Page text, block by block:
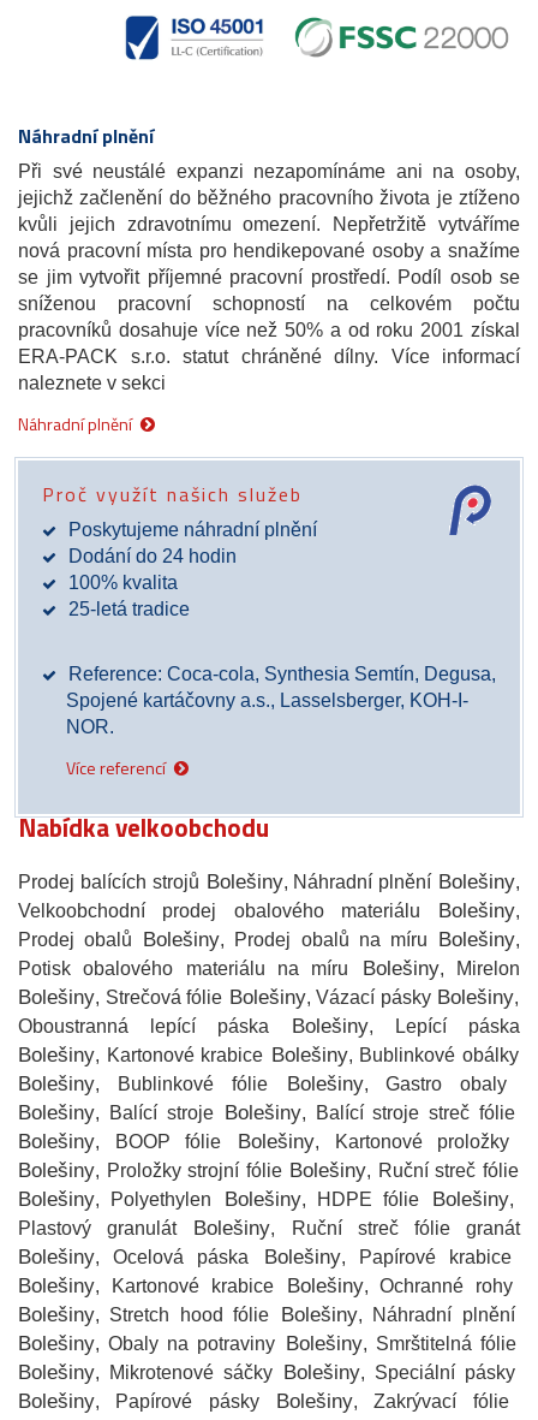
Náhradní plnění
Při své neustálé expanzi nezapomínáme ani na osoby,
jejichž začlenění do běžného pracovního života je ztíženo
kvůli jejich zdravotnímu omezení. Nepřetržitě vytváříme
nová pracovní místa pro hendikepované osoby a snažíme
se jim vytvořit příjemné pracovní prostředí. Podíl osob se
sníženou pracovní schopností na celkovém počtu
pracovníků dosahuje více než 50% a od roku 2001 získal
ERA-PACK s.r.o. statut chráněné dílny. Více informací
naleznete v sekci
Náhradní plnění
Proč využít našich služeb
Poskytujeme náhradní plnění
Dodání do 24 hodin
100% kvalita
25-letá tradice
Reference: Coca-cola, Synthesia Semtín, Degusa,
Spojené kartáčovny a.s., Lasselsberger, KOH-I-
NOR.
Více referencí
Nabídka velkoobchodu
Prodej balících strojů Bolešiny, Náhradní plněníBolešiny,
Velkoobchodní prodej obalového materiálu
Bolešiny,
Prodej obalů
Bolešiny, Prodej obalů na míru Bolešiny,
Potisk obalového materiálu na míru
Bolešiny, Mirelon
Bolešiny, Strečová fólie Bolešiny, Vázací páskyBolešiny,
Oboustranná lepící páska
Bolešiny, Lepící páska
Bolešiny, Kartonové krabice Bolešiny, Bublinkové obálky
Bolešiny, Bublinkové fólieBolešiny, Gastro obaly
Bolešiny, Balící strojeBolešiny, Balící stroje streč fólie
Bolešiny, BOOP fólie Bolešiny, Kartonové proložky
Bolešiny, Proložky strojní fólieBolešiny, Ruční streč fólie
Bolešiny, Polyethylen Bolešiny, HDPE fólie Bolešiny,
Plastový granulátBolešiny, Ruční streč fólie granát
Bolešiny, Ocelová páska Bolešiny, Papírové krabice
Bolešiny, Kartonové krabiceBolešiny, Ochranné rohy
Bolešiny, Stretch hood fólie Bolešiny, Náhradní plnění
Bolešiny, Obaly na potraviny Bolešiny, Smrštitelná fólie
Bolešiny, Mikrotenové sáčky Bolešiny, Speciální pásky
Bolešiny, Papírové páskyBolešiny, Zakrývací fólie